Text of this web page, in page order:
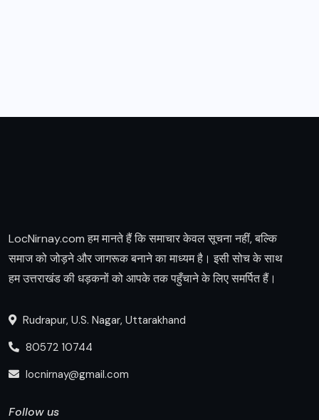
LocNirnay.com हम मानते हैं कि समाचार केवल सूचना नहीं, बल्कि
समाज को जोड़ने और जागरूक बनाने का माध्यम है। इसी सोच के साथ
हम उत्तराखंड की धड़कनों को आपके तक पहुँचाने के लिए समर्पित हैं।
Rudrapur, U.S. Nagar, Uttarakhand
80572 10744
locnirnay@gmail.com
Follow us